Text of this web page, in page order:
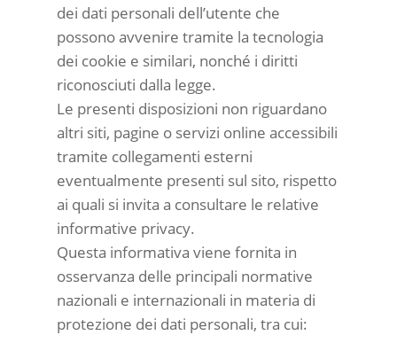
dei dati personali dell’utente che
possono avvenire tramite la tecnologia
dei cookie e similari, nonché i diritti
riconosciuti dalla legge.
Le presenti disposizioni non riguardano
altri siti, pagine o servizi online accessibili
tramite collegamenti esterni
eventualmente presenti sul sito, rispetto
ai quali si invita a consultare le relative
informative privacy.
Questa informativa viene fornita in
osservanza delle principali normative
nazionali e internazionali in materia di
protezione dei dati personali, tra cui: